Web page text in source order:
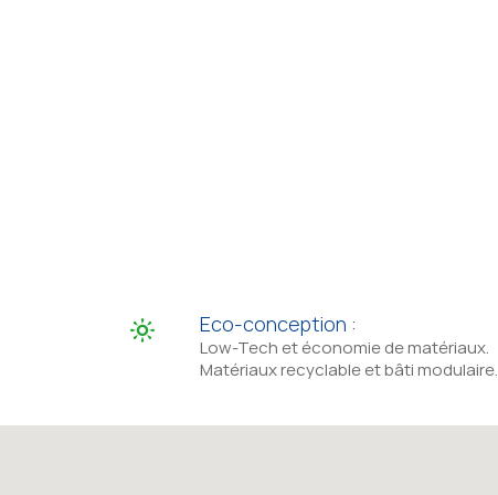
Eco-conception :
Low-Tech et économie de matériaux.
Matériaux recyclable et bâti modulaire.